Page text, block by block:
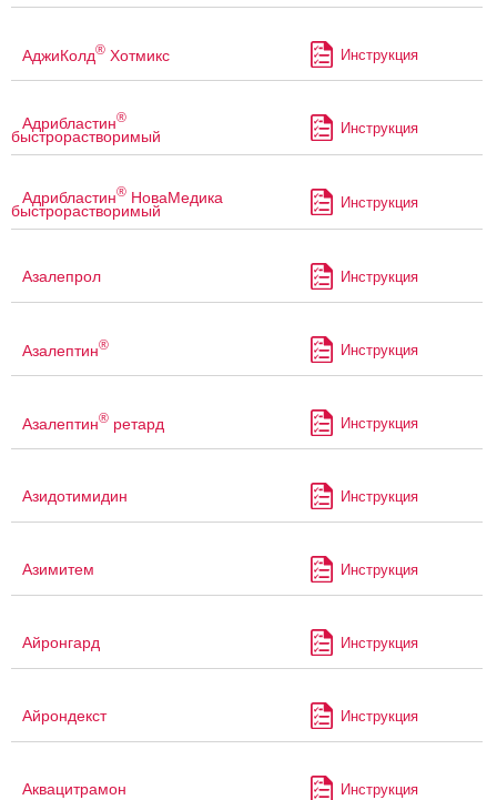
АджиКолд® Хотмикс Инструкция
Адрибластин®
быстрорастворимый Инструкция
Адрибластин® НоваМедика
быстрорастворимый Инструкция
Азалепрол Инструкция
Азалептин® Инструкция
Азалептин® ретард Инструкция
Азидотимидин Инструкция
Азимитем Инструкция
Айронгард Инструкция
Айрондекст Инструкция
Аквацитрамон Инструкция